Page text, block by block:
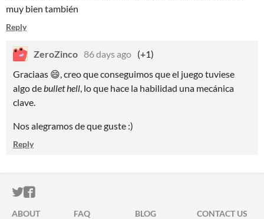
muy bien también
Reply
ZeroZinco 86 days ago (+1)
Graciaas 😄, creo que conseguimos que el juego tuviese
algo debullet hell, lo que hace la habilidad una mecánica
clave.
Nos alegramos de que guste :)
Reply
ITCH.IO ON TWITTER
ITCH.IO ON FACEBOOK
ABOUT FAQ BLOG
CONTACT US